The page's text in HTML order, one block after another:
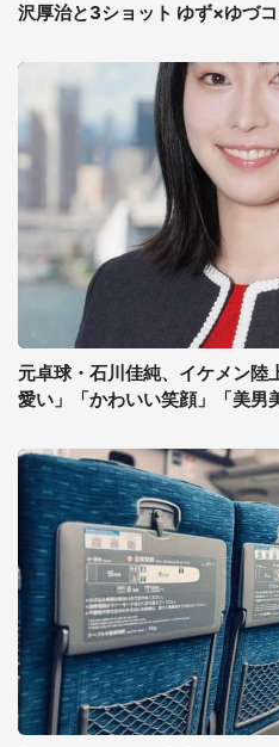
沢厚治と3ショット ゆず×ゆづ
元卓球・石川佳純、イケメン陸
愛い」「かわいい笑顔」「美男